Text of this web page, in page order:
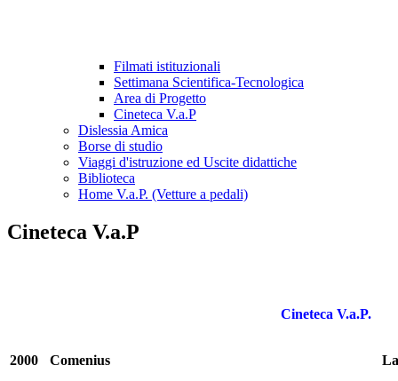
Filmati istituzionali
Settimana Scientifica-Tecnologica
Area di Progetto
Cineteca V.a.P
Dislessia Amica
Borse di studio
Viaggi d'istruzione ed Uscite didattiche
Biblioteca
Home V.a.P. (Vetture a pedali)
Cineteca V.a.P
Cineteca V.a.P.
2000 Comenius